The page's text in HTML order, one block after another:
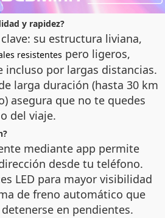
y rapidez?
su estructura liviana,
resistentes pero ligeros,
por largas distancias.
larga duración (hasta 30 km
asegura que no te quedes
del viaje.
mediante app permite
desde tu teléfono.
LED para mayor visibilidad
de freno automático que
en pendientes.